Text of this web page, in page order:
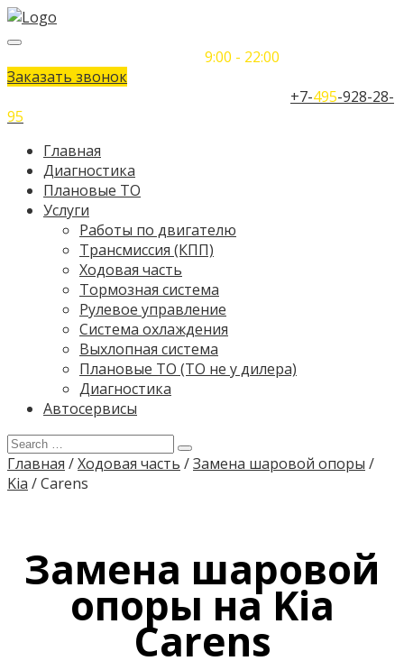
9:00 - 22:00
Заказать звонок
+7-495-928-28-
95
Главная
Диагностика
Плановые ТО
Услуги
Работы по двигателю
Трансмиссия (КПП)
Ходовая часть
Тормозная система
Рулевое управление
Система охлаждения
Выхлопная система
Плановые ТО (ТО не у дилера)
Диагностика
Автосервисы
Главная /Ходовая часть /Замена шаровой опоры /
Kia /Carens
Замена шаровой
опоры на Kia
Carens